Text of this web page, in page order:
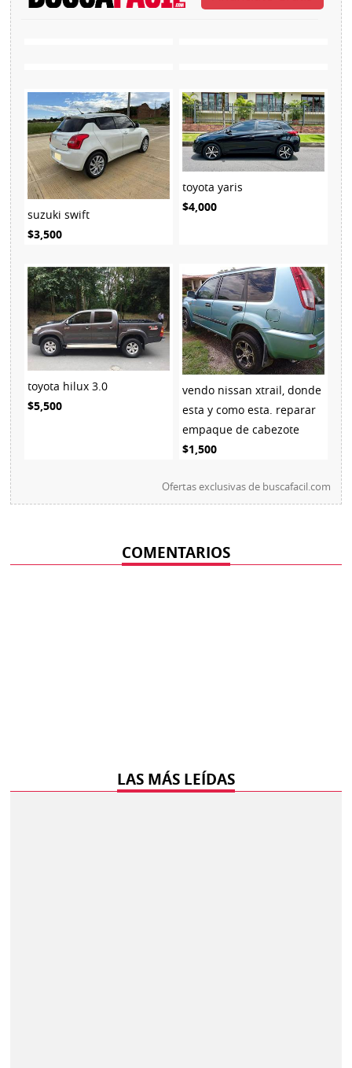
suzuki swift
$3,500
toyota yaris
$4,000
toyota hilux 3.0
$5,500
vendo nissan xtrail, donde
esta y como esta. reparar
empaque de cabezote
$1,500
Ofertas exclusivas de buscafacil.com
COMENTARIOS
LAS MÁS LEÍDAS